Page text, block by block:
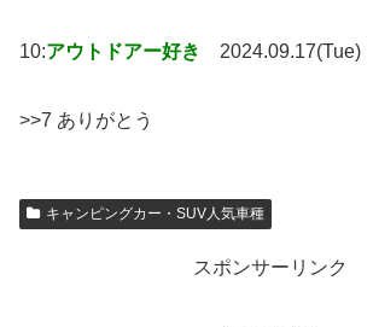
10:アウトドアー好き 2024.09.17(Tue)
>>7 ありがとう
キャンピングカー・SUV人気車種
スポンサーリンク